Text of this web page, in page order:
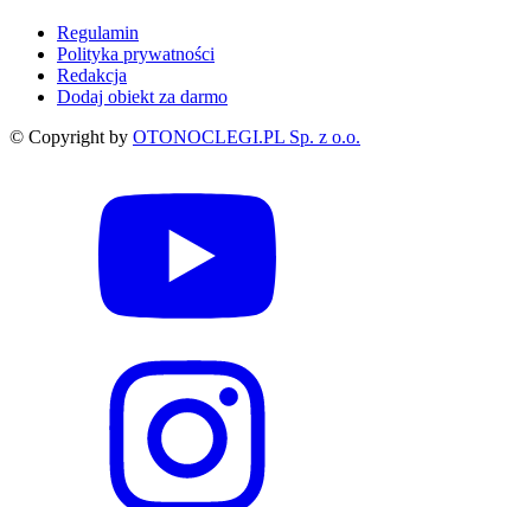
Regulamin
Polityka prywatności
Redakcja
Dodaj obiekt za darmo
© Copyright by OTONOCLEGI.PL Sp. z o.o.